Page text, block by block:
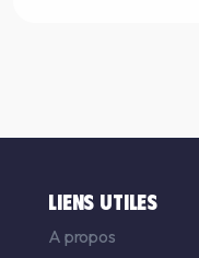
LIENS UTILES
A propos